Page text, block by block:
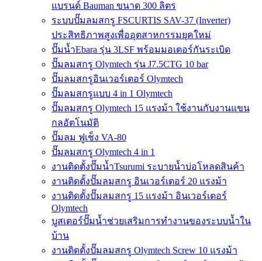
แบรนด์ Bauman ขนาด 300 ลิตร
ระบบปั๊มลมสกรู FSCURTIS SAV-37 (Inverter)
ประสิทธิภาพสูงเพื่ออุตสาหกรรมยุคใหม่
ปั๊มน้ำEbara รุ่น 3LSF พร้อมมอเตอร์กันระเบิด
ปั๊มลมสกรู Olymtech รุ่น J7.5CTG 10 bar
ปั๊มลมสกรูอินเวอร์เตอร์ Olymtech
ปั๊มลมสกรูแบบ 4 in 1 Olymtech
ปั๊มลมสกรู Olymtech 15 แรงม้า ใช้งานกับงานแขน
กลอัตโนมัติ
ปั๊มลม ฟูเช็ง VA-80
ปั๊มลมสกรู Olymtech 4 in 1
งานติดตั้งปั๊มน้ำTsurumi ระบายน้ำบ่อโหลดสินค้า
งานติดตั้งปั๊มลมสกรู อินเวอร์เตอร์ 20 แรงม้า
งานติดตั้งปั๊มลมสกรู 15 แรงม้า อินเวอร์เตอร์
Olymtech
บูสเตอร์ปั๊มน้ำช่วยเสริมการทำงานของระบบน้ำใน
บ้าน
งานติดตั้งปั๊มลมสกรู Olymtech Screw 10 แรงม้า